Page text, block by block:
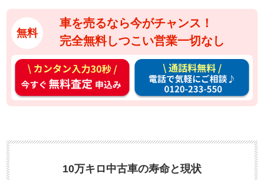
無料
車を売るなら今がチャンス！
完全無料しつこい営業一切なし
カ
ン
タ
力
通
料
お
話
10万キロ中古車の寿命と現状